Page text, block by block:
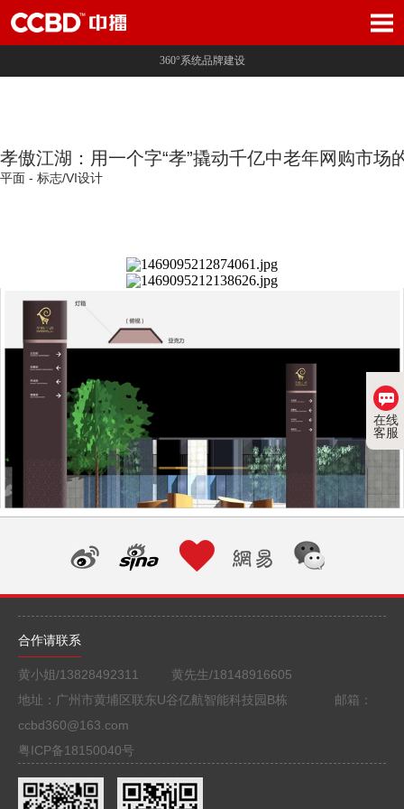
360°系统品牌建设
孝傲江湖：用一个字“孝”撬动千亿中老年网购市场
平面 - 标志/VI设计
合作请联系
黄小姐/13828492311 黄先生/18148916605
地址：广州市黄埔区联东U谷亿航智能科技园B栋 邮箱：
ccbd360@163.com
粤ICP备18150040号
在线
客服